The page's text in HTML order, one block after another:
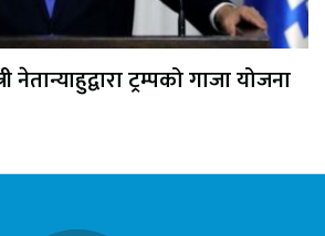
नेतान्याहुद्वारा ट्रम्पको गाजा योजना